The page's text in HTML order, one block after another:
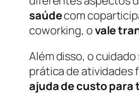
saúdecom
coworking, ovale
Além disso, o
prática de atividades
ajuda de custo